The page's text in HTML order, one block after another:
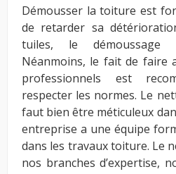
Démousser la toiture est
de retarder sa
tuiles, le démoussage
Néanmoins, le fait de faire
professionnels est
respecter les normes. Le
faut bien être méticuleux
entreprise a une équipe
dans les travaux toiture. Le
nos branches d’expertise,